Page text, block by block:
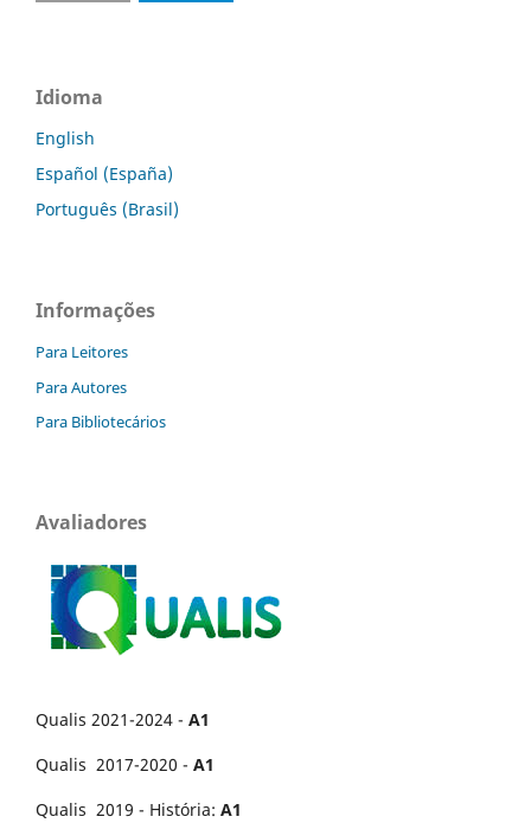
Idioma
English
Español (España)
Português (Brasil)
Informações
Para Leitores
Para Autores
Para Bibliotecários
Avaliadores
Qualis 2021-2024 - A1
Qualis 2017-2020 - A1
Qualis 2019 - História: A1